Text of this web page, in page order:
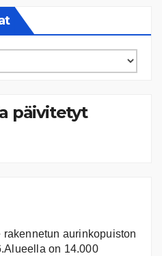
päivitetyt
aurinkopuiston
on 14.000